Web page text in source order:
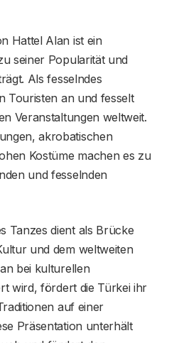
Hattel Alan ist ein
seiner Popularität und
Als fesselndes
Touristen an und fesselt
Veranstaltungen weltweit.
akrobatischen
Kostüme machen es zu
und fesselnden
Tanzes dient als Brücke
und dem weltweiten
bei kulturellen
wird, fördert die Türkei ihr
auf einer
Präsentation unterhält